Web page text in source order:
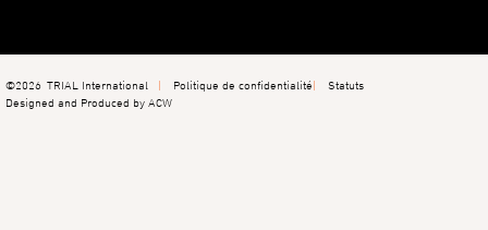
©2026 TRIAL International Politique de confidentialité
Statuts
Designed and Produced by ACW